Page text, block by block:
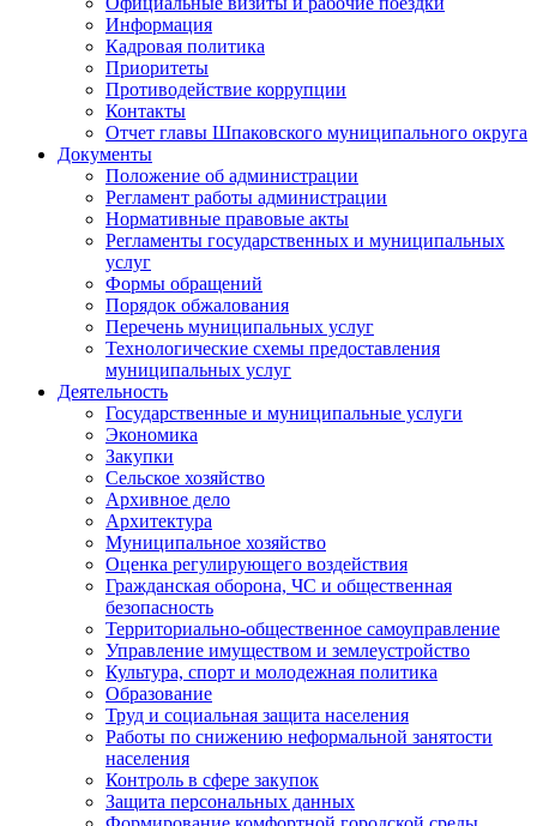
Информация
Кадровая политика
Приоритеты
Противодействие коррупции
Контакты
Отчет главы Шпаковского муниципального округа
Документы
Положение об администрации
Регламент работы администрации
Нормативные правовые акты
Регламенты государственных и муниципальных
услуг
Формы обращений
Порядок обжалования
Перечень муниципальных услуг
Технологические схемы предоставления
муниципальных услуг
Деятельность
Государственные и муниципальные услуги
Экономика
Закупки
Сельское хозяйство
Архивное дело
Архитектура
Муниципальное хозяйство
Оценка регулирующего воздействия
Гражданская оборона, ЧС и общественная
безопасность
Территориально-общественное самоуправление
Управление имуществом и землеустройство
Культура, спорт и молодежная политика
Образование
Труд и социальная защита населения
Работы по снижению неформальной занятости
населения
Контроль в сфере закупок
Защита персональных данных